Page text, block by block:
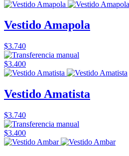
Vestido Amapola
$3.740
$3.400
Vestido Amatista
$3.740
$3.400